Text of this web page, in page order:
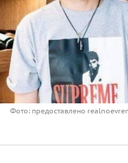
Фото: предоставлено